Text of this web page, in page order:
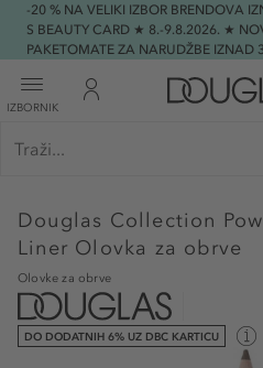
-20 % NA VELIKI IZBOR BRENDOVA
S BEAUTY CARD ★ 8.-9.8.2026. ★
PAKETOMATE ZA NARUDŽBE IZNAD
IZBORNIK
Douglas Collection
Liner Olovka za obrve
Olovke za obrve
DO DODATNIH 6% UZ DBC KARTICU